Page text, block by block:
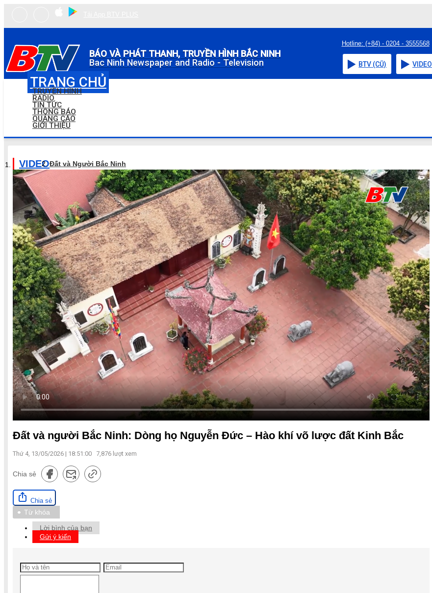
BÁO VÀ PHÁT THANH, TRUYỀN HÌNH BẮC NINH
Bac Ninh Newspaper and Radio - Television
Hotline: (+84) - 0204 - 3555568
BTV (CŨ) VIDEO
TRANG CHỦ
TRUYỀN HÌNH
RADIO
TIN TỨC
THÔNG BÁO
QUẢNG CÁO
GIỚI THIỆU
VIDEOĐất và Người Bắc Ninh
Đất và người Bắc Ninh: Dòng họ Nguyễn Đức – Hào khí võ lược đất Kinh Bắc
Thứ 4, 13/05/2026 | 18:51:00 7,876 lượt xem
Chia sẻ
Chia sẻ
Từ khóa
Lời bình của bạn
Gửi ý kiến